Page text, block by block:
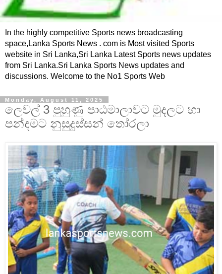
In the highly competitive Sports news broadcasting
space,Lanka Sports News . com is Most visited Sports
website in Sri Lanka,Sri Lanka Latest Sports news updates
from Sri Lanka.Sri Lanka Sports News updates and
discussions. Welcome to the No1 Sports Web
Monday, August 11, 2025
ලෙවල් 3 පුහුණු පාඨමාලාවට මුදලට හා
පන්දමට නුසුදුස්සන් තෝරලා